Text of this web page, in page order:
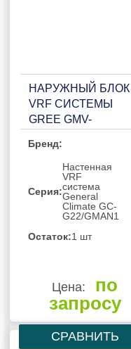
НАРУЖНЫЙ БЛОК
VRF СИСТЕМЫ
GREE GMV-
Бренд:
Серия:
Настенная
VRF
система
General
Climate GC-
G22/GMAN1
Остаток:1 шт
Цена:
по
запросу
СРАВНИТЬ